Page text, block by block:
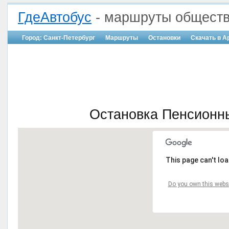
ГдеАвтобус - маршруты
Город: Санкт-Петербург Маршруты Остановки Скачать в
Остановка
This page can't
Do you own this